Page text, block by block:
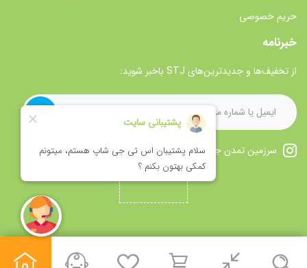
حریم خصوصی
خبرنامه
از تخفیف‌ها و جدیدترین‌های STJ باخبر شوید:
سرزمین تمدن جاوید را در اینستاگرام دنبال کنید.